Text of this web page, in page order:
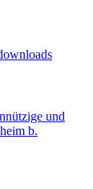
und
b.